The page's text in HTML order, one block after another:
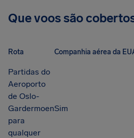
Que voos são
Rota Companhia aérea da
Partidas do
Aeroporto
de Oslo-
Gardermoen
para
qualquer
Sim